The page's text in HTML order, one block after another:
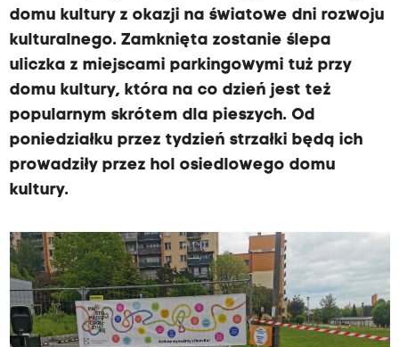
domu kultury z okazji na światowe dni rozwoju
kulturalnego. Zamknięta zostanie ślepa
uliczka z miejscami parkingowymi tuż przy
domu kultury, która na co dzień jest też
popularnym skrótem dla pieszych. Od
poniedziałku przez tydzień strzałki będą ich
prowadziły przez hol osiedlowego domu
kultury.